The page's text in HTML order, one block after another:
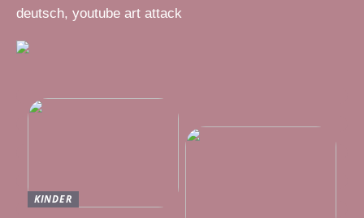
deutsch, youtube art attack
KINDER